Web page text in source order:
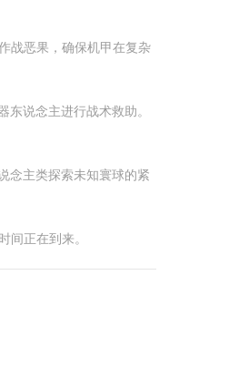
战恶果，确保机甲在复杂
东说念主进行战术救助。
念主类探索未知寰球的紧
间正在到来。